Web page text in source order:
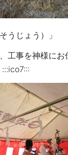
うじょう）」
工事を神様にお